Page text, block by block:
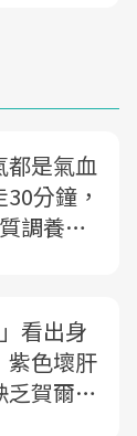
都是氣血
分鐘，
調養秘
看出身
紫色壞肝
乏賀爾